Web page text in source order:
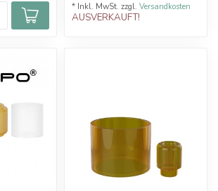
* Inkl. MwSt. zzgl. Versandkosten
AUSVERKAUFT!